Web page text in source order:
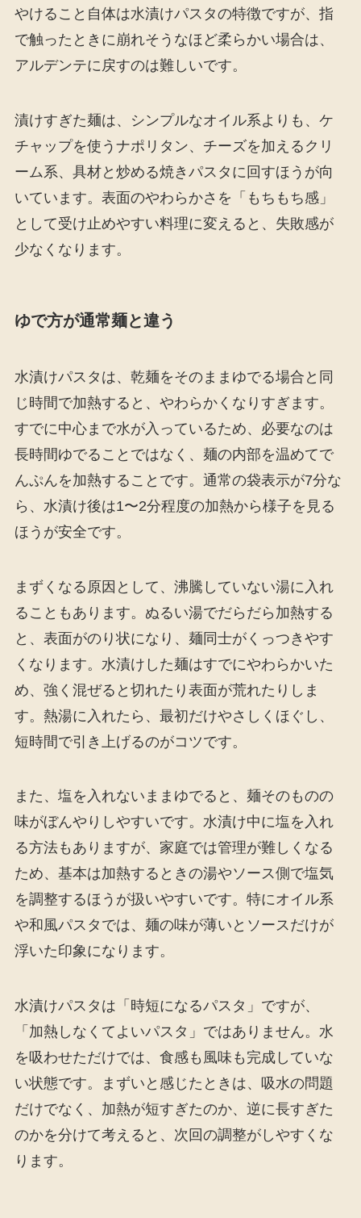
やけること自体は水漬けパスタの特徴ですが、指
で触ったときに崩れそうなほど柔らかい場合は、
アルデンテに戻すのは難しいです。
漬けすぎた麺は、シンプルなオイル系よりも、ケ
チャップを使うナポリタン、チーズを加えるクリ
ーム系、具材と炒める焼きパスタに回すほうが向
いています。表面のやわらかさを「もちもち感」
として受け止めやすい料理に変えると、失敗感が
少なくなります。
ゆで方が通常麺と違う
水漬けパスタは、乾麺をそのままゆでる場合と同
じ時間で加熱すると、やわらかくなりすぎます。
すでに中心まで水が入っているため、必要なのは
長時間ゆでることではなく、麺の内部を温めてで
んぷんを加熱することです。通常の袋表示が7分な
ら、水漬け後は1〜2分程度の加熱から様子を見る
ほうが安全です。
まずくなる原因として、沸騰していない湯に入れ
ることもあります。ぬるい湯でだらだら加熱する
と、表面がのり状になり、麺同士がくっつきやす
くなります。水漬けした麺はすでにやわらかいた
め、強く混ぜると切れたり表面が荒れたりしま
す。熱湯に入れたら、最初だけやさしくほぐし、
短時間で引き上げるのがコツです。
また、塩を入れないままゆでると、麺そのものの
味がぼんやりしやすいです。水漬け中に塩を入れ
る方法もありますが、家庭では管理が難しくなる
ため、基本は加熱するときの湯やソース側で塩気
を調整するほうが扱いやすいです。特にオイル系
や和風パスタでは、麺の味が薄いとソースだけが
浮いた印象になります。
水漬けパスタは「時短になるパスタ」ですが、
「加熱しなくてよいパスタ」ではありません。水
を吸わせただけでは、食感も風味も完成していな
い状態です。まずいと感じたときは、吸水の問題
だけでなく、加熱が短すぎたのか、逆に長すぎた
のかを分けて考えると、次回の調整がしやすくな
ります。